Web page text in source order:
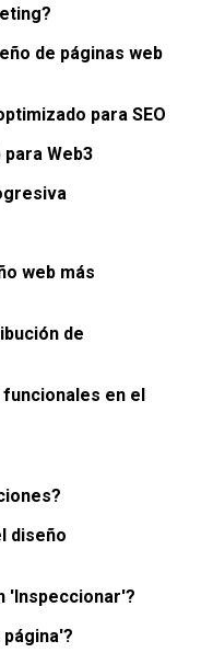
de páginas web
para SEO
Web3
web más
de
en el
diseño
'Inspeccionar'?